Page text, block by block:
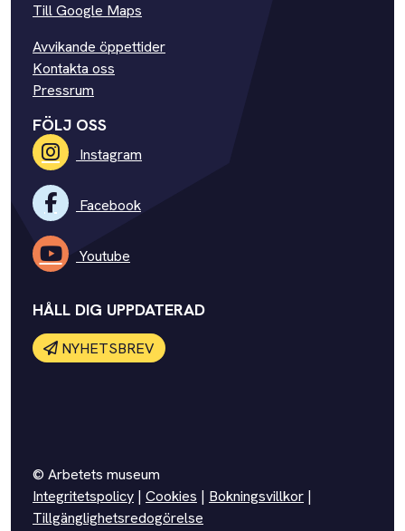
Till Google Maps
Avvikande öppettider
Kontakta oss
Pressrum
FÖLJ OSS
Instagram
Facebook
Youtube
HÅLL DIG UPPDATERAD
NYHETSBREV
© Arbetets museum
Integritetspolicy | Cookies | Bokningsvillkor |
Tillgänglighetsredogörelse